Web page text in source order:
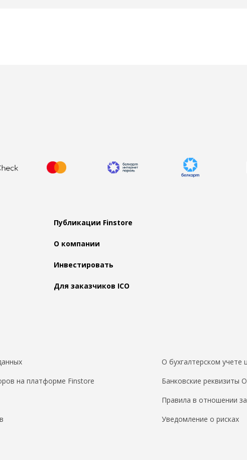
Публикации Finstore
О компании
Инвестировать
Для заказчиков ICO
О бухгалтерском учете
на платформе Finstore
Банковские
Правила в отношении
Уведомление о рисках